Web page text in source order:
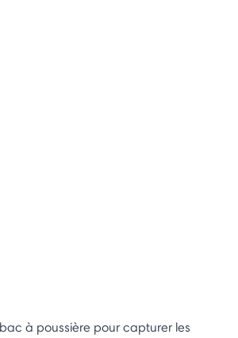
à poussière pour capturer les